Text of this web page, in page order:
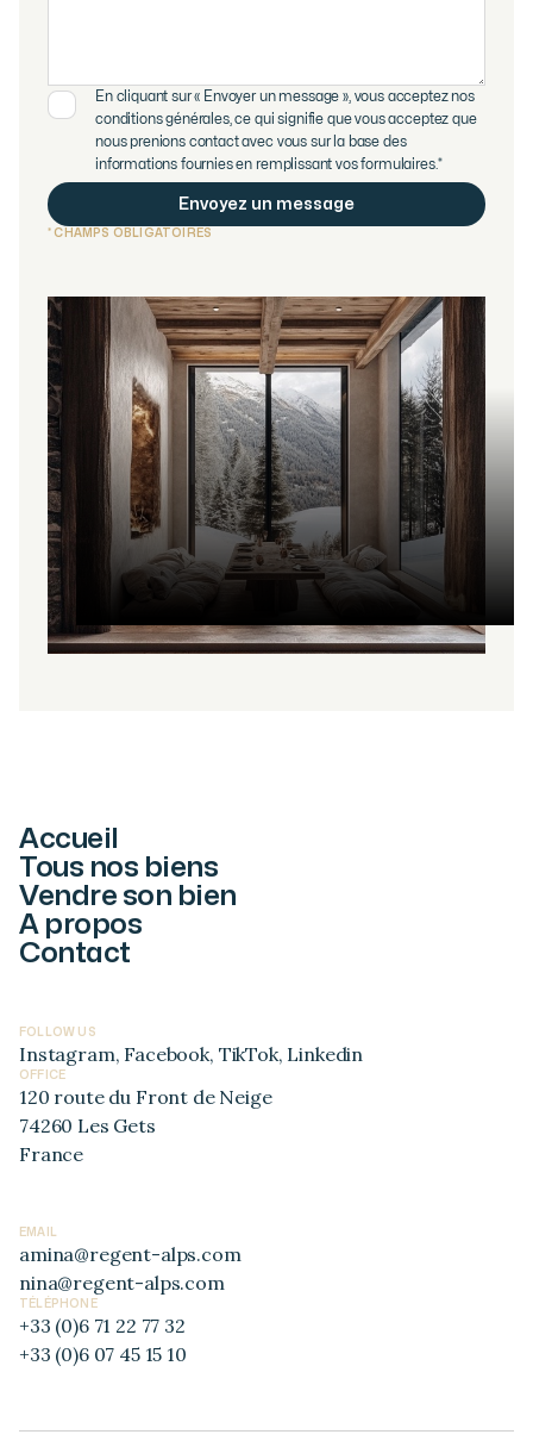
En cliquant sur « Envoyer un message », vous acceptez nos
conditions générales, ce qui signifie que vous acceptez que
nous prenions contact avec vous sur la base des
informations fournies en remplissant vos formulaires.*
* CHAMPS OBLIGATOIRES
Accueil
Tous nos biens
Vendre son bien
A propos
Contact
FOLLOW US
Instagram, Facebook, TikTok, Linkedin
OFFICE
120 route du Front de Neige
74260 Les Gets
France
EMAIL
amina@regent-alps.com
nina@regent-alps.com
TÉLÉPHONE
+33 (0)6 71 22 77 32
+33 (0)6 07 45 15 10